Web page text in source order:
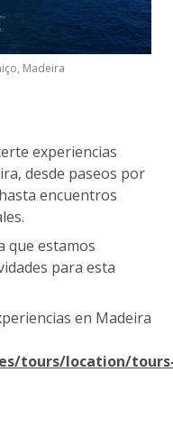
Madeira
experiencias
desde paseos por
encuentros
que estamos
para esta
en Madeira
tours/location/